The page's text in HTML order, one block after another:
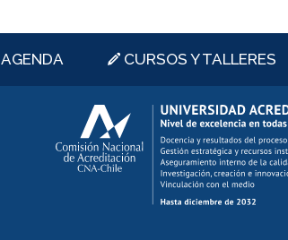
AGENDA CURSOS Y TALLERES